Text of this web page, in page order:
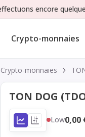
encore
Crypto-monnaies
Crypto-monnaies
TON DOG
Low0,00